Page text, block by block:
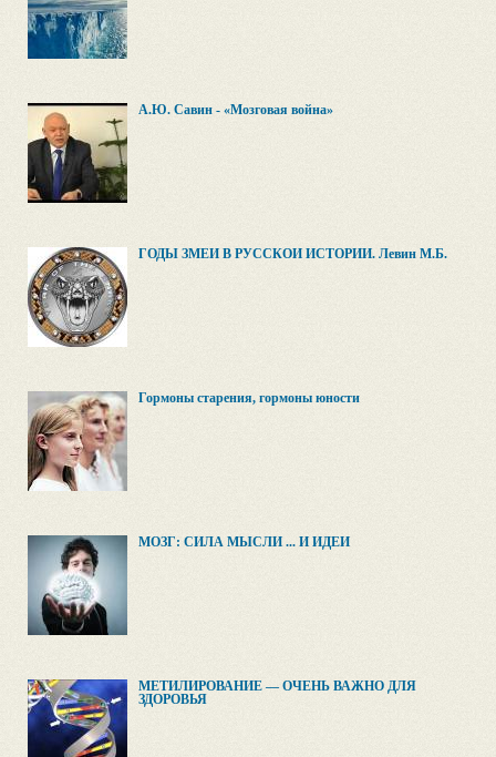
А.Ю. Савин - «Мозговая война»
ГОДЫ ЗМЕИ В РУССКОЙ ИСТОРИИ. Левин М.Б.
Гормоны старения, гормоны юности
МОЗГ: СИЛА МЫСЛИ ... И ИДЕЙ
МЕТИЛИРОВАНИЕ — ОЧЕНЬ ВАЖНО ДЛЯ
ЗДОРОВЬЯ